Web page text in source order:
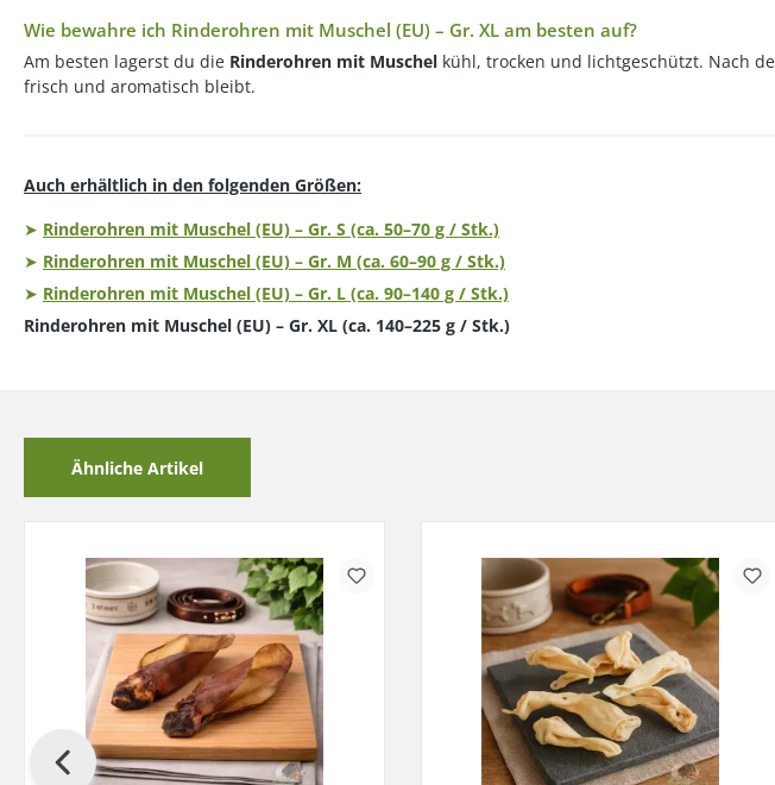
Wie bewahre ich Rinderohren mit Muschel (EU) – Gr. XL am besten auf?
Am besten lagerst du die Rinderohren mit Muschel kühl, trocken und lichtgeschützt. Nach
frisch und aromatisch bleibt.
Auch erhältlich in den folgenden Größen:
➤ Rinderohren mit Muschel (EU) – Gr. S (ca. 50–70 g / Stk.)
➤ Rinderohren mit Muschel (EU) – Gr. M (ca. 60–90 g / Stk.)
➤ Rinderohren mit Muschel (EU) – Gr. L (ca. 90–140 g / Stk.)
Rinderohren mit Muschel (EU) – Gr. XL (ca. 140–225 g / Stk.)
Ähnliche Artikel